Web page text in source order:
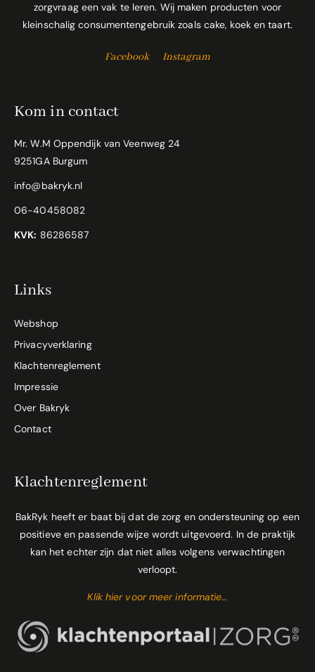
zorgvraag een vak te leren. Wij maken producten voor
kleinschalig consumentengebruik zoals cake, koek en taart.
Facebook Instagram
Kom in contact
Mr. W.M Oppendijk van Veenweg 24
9251GA Burgum
info@bakryk.nl
06-40458082
KVK: 86286587
Links
Webshop
Privacyverklaring
Klachtenreglement
Impressie
Over Bakryk
Contact
Klachtenreglement
BakRyk heeft er baat bij dat de zorg en ondersteuning op een
positieve en passende wijze wordt uitgevoerd. In de praktijk
kan het echter zijn dat niet alles volgens verwachtingen
verloopt.
Klik hier voor meer informatie…